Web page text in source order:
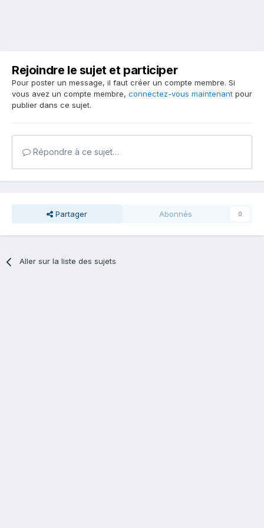
Rejoindre le sujet et participer
Pour poster un message, il faut créer un compte membre. Si
vous avez un compte membre, connectez-vous maintenant pour
publier dans ce sujet.
Répondre à ce sujet…
Partager Abonnés 0
Aller sur la liste des sujets